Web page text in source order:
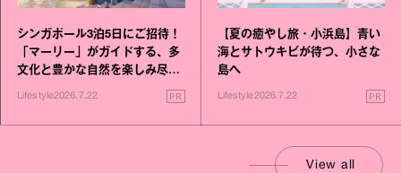
シンガポール3泊5日にご招待！
「マーリー」がガイドする、多
文化と豊かな自然を楽しみ尽く
Lifestyle2026.7.22 PR
【夏の癒やし旅・小浜島】青い
海とサトウキビが待つ、小さな
島へ
Lifestyle2026.7.22 PR
View all